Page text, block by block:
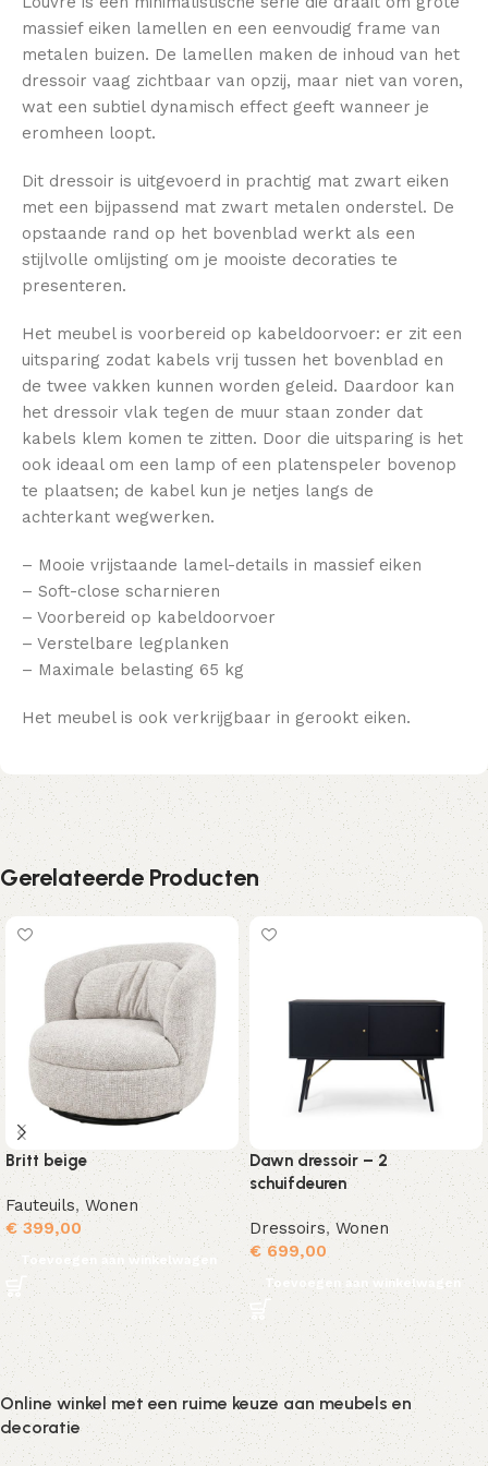
massief eiken lamellen en een eenvoudig frame van
metalen buizen. De lamellen maken de inhoud van het
dressoir vaag zichtbaar van opzij, maar niet van voren,
wat een subtiel dynamisch effect geeft wanneer je
eromheen loopt.
Dit dressoir is uitgevoerd in prachtig mat zwart eiken
met een bijpassend mat zwart metalen onderstel. De
opstaande rand op het bovenblad werkt als een
stijlvolle omlijsting om je mooiste decoraties te
presenteren.
Het meubel is voorbereid op kabeldoorvoer: er zit een
uitsparing zodat kabels vrij tussen het bovenblad en
de twee vakken kunnen worden geleid. Daardoor kan
het dressoir vlak tegen de muur staan zonder dat
kabels klem komen te zitten. Door die uitsparing is het
ook ideaal om een lamp of een platenspeler bovenop
te plaatsen; de kabel kun je netjes langs de
achterkant wegwerken.
– Mooie vrijstaande lamel-details in massief eiken
– Soft-close scharnieren
– Voorbereid op kabeldoorvoer
– Verstelbare legplanken
– Maximale belasting 65 kg
Het meubel is ook verkrijgbaar in gerookt eiken.
Gerelateerde Producten
Britt beige
Fauteuils, Wonen
€399,00
Toevoegen aan winkelwagen
Dawn dressoir – 2
schuifdeuren
Dressoirs, Wonen
€ 699,00
Toevoegen aan winkelwagen
Online winkel met een ruime keuze aan meubels en
decoratie